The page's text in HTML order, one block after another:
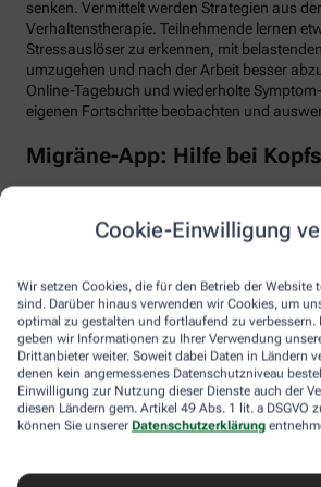
Cookie-Einwilligung
Wir setzen Cookies, die für den Betrieb der Website
sind. Darüber hinaus verwenden wir Cookies, um
optimal zu gestalten und fortlaufend zu verbessern.
geben wir Informationen zu Ihrer Verwendung
Drittanbieter weiter. Soweit dabei Daten in Ländern
denen kein angemessenes Datenschutzniveau
Einwilligung zur Nutzung dieser Dienste auch der
diesen Ländern gem. Artikel 49 Abs. 1 lit. a DSGVO
können Sie unserer Datenschutzerklärung
senken. Vermittelt werden Strategien aus
Verhaltenstherapie. Teilnehmende lernen
Stressauslöser zu erkennen, mit
umzugehen und nach der Arbeit besser
Online-Tagebuch und wiederholte
eigenen Fortschritte beobachten und
Migräne-App: Hilfe bei
renommierten Schmerzklinik Kiel lässt sich
Das kann helfen, persönliche Muster zu
Attacken besser zu behandeln, etwa durch
Einnahmezeitpunkt von Migräne-
stellt die App viele nützliche Informationen
sowie aktive Verfahren zur Entspannung
Aimo gesund bewegt:
Trainer